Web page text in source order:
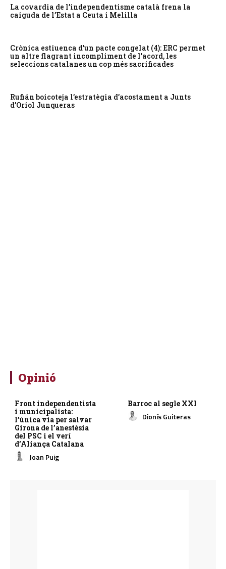
La covardia de l’independentisme català frena la
caiguda de l’Estat a Ceuta i Melilla
Crònica estiuenca d’un pacte congelat (4): ERC permet
un altre flagrant incompliment de l’acord, les
seleccions catalanes un cop més sacrificades
Rufián boicoteja l’estratègia d’acostament a Junts
d’Oriol Junqueras
Opinió
Front independentista
i municipalista:
l’única via per salvar
Girona de l’anestèsia
del PSC i el verí
d’Aliança Catalana
Joan Puig
Barroc al segle XXI
Dionís Guiteras